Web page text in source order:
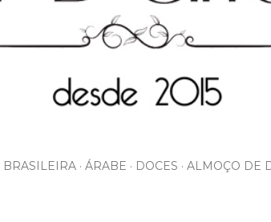
BRASILEIRA ÁRABE DOCES ALMOÇO DE